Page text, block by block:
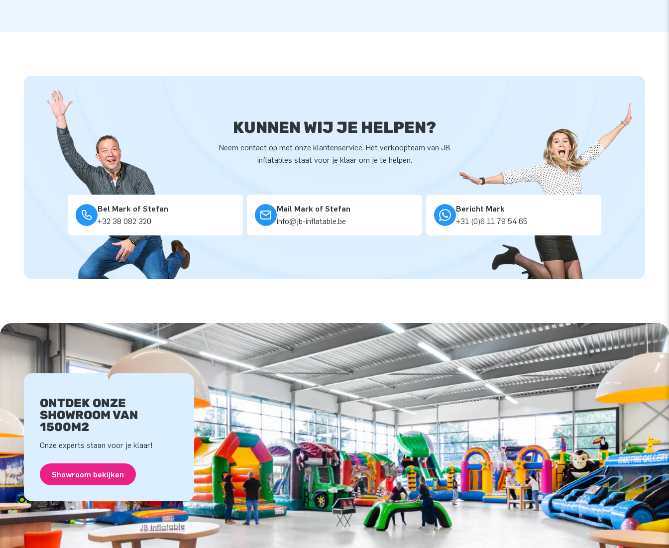
KUNNEN WIJ JE HELPEN?
Neem contact op met onze klantenservice. Het verkoopteam van JB
inflatables staat voor je klaar om je te helpen.
Bel Mark of Stefan
+32 38 082 320
Mail Mark of Stefan
info@jb-inflatable.be
Bericht Mark
+31 (0)6 11 79 54 65
ONTDEK ONZE
SHOWROOM VAN
1500M2
Onze experts staan voor je klaar!
Showroom bekijken